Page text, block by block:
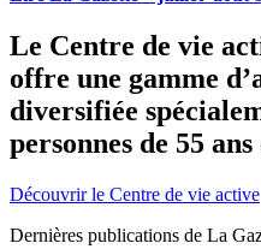
Le Centre de vie
offre une gamme
diversifiée
personnes de 55
Découvrir le Centre de vie active
Dernières publications de La